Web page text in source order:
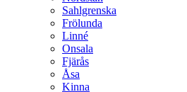
Sahlgrenska
Frölunda
Linné
Onsala
Fjärås
Åsa
Kinna